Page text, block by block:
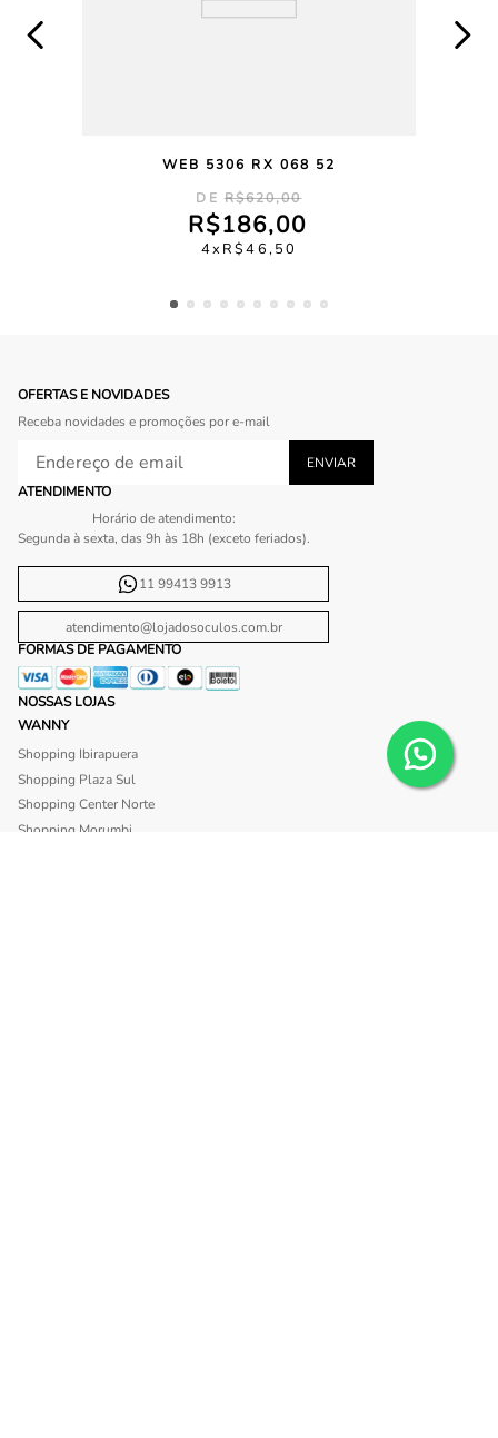
WEB 5306 RX 068 52
R$620,00
R$186,00
4 R$46,50
OFERTAS E NOVIDADES
Receba novidades e promoções por e-mail
ATENDIMENTO
Horário de atendimento:
Segunda à sexta, das 9h às 18h (exceto feriados).
11 99413 9913
atendimento@lojadosoculos.com.br
FORMAS DE PAGAMENTO
NOSSAS LOJAS
WANNY
Shopping Ibirapuera
Shopping Plaza Sul
Shopping Center Norte
Shopping Morumbi